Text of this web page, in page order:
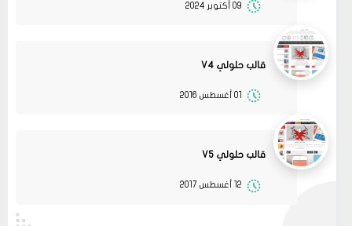
09 أكتوبر 2024
قالب حلولي V4
01 أغسطس 2016
قالب حلولي V5
12 أغسطس 2017
11 2022
مشاركة
08
جرب الطريقتين ممكن تحل المشكله